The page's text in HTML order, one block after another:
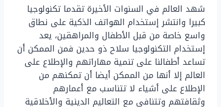
شهد العالم في السنوات الأخيرة تقدما تكنولوجيا
كبيرا وانتشر إستخدام الهواتف الذكية على نطاق
واسع خاصة من قبل الأطفال والمراهقين، يعد
إستخدام التكنولوجيا سلاح ذو حدين فمن الممكن أن
تساعد أطفالنا على تنمية مهاراتهم والإطلاع على
العالم إلا أنها من الممكن أيضا أن تمكنهم من
الإطلاع على أشياء لا تتناسب مع أعمارهم
وثقافتهم وتتنافى مع التعاليم الدينية والأخلاقية